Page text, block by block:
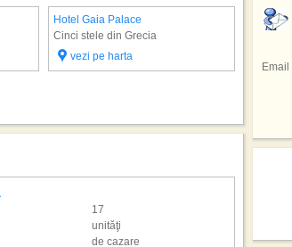
Hotel Gaia Palace
Cinci stele din Grecia
vezi pe harta
Hotel
vezi
17
unităţi
de cazare
In
Email